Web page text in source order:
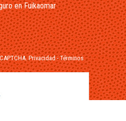
en Fuikaomar
Privacidad-Términos